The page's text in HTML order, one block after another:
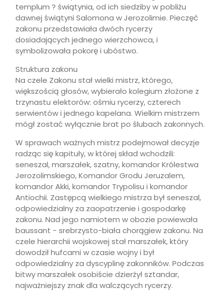
templum ? świątynia, od ich siedziby w pobliżu
dawnej świątyni Salomona w Jerozolimie. Pieczęć
zakonu przedstawiała dwóch rycerzy
dosiadających jednego wierzchowca, i
symbolizowała pokorę i ubóstwo.
Struktura zakonu
Na czele Zakonu stał wielki mistrz, którego,
większością głosów, wybierało kolegium złożone z
trzynastu elektorów: ośmiu rycerzy, czterech
serwientów i jednego kapelana. Wielkim mistrzem
mógł zostać wyłącznie brat po ślubach zakonnych.
W sprawach ważnych mistrz podejmował decyzje
radząc się kapituły, w której skład wchodzili:
seneszal, marszałek, szatny, komandor Królestwa
Jerozolimskiego, Komandor Grodu Jeruzalem,
komandor Akki, komandor Trypolisu i komandor
Antiochii. Zastępcą wielkiego mistrza był seneszal,
odpowiedzialny za zaopatrzenie i gospodarkę
zakonu. Nad jego namiotem w obozie powiewała
baussant - srebrzysto-biała chorągiew zakonu. Na
czele hierarchii wojskowej stał marszałek, który
dowodził hufcami w czasie wojny i był
odpowiedzialny za dyscyplinę zakonników. Podczas
bitwy marszałek osobiście dzierżył sztandar,
najważniejszy znak dla walczących rycerzy.